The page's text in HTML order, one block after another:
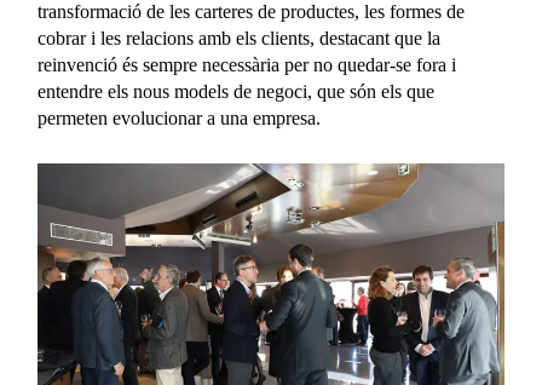
transformació de les carteres de productes, les formes de
cobrar i les relacions amb els clients, destacant que la
reinvenció és sempre necessària per no quedar-se fora i
entendre els nous models de negoci, que són els que
permeten evolucionar a una empresa.